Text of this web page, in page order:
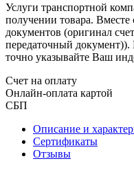
Услуги транспортной
получении товара.
документов (оригинал
передаточный
точно указывайте Ваш
Счет на оплату
Онлайн-оплата картой
СБП
Описание и
Сертификаты
Отзывы